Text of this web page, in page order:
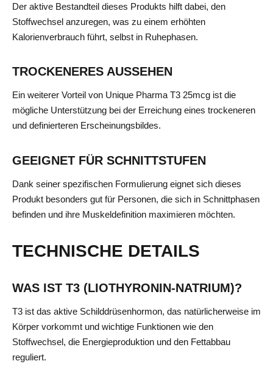
Der aktive Bestandteil dieses Produkts hilft dabei, den
Stoffwechsel anzuregen, was zu einem erhöhten
Kalorienverbrauch führt, selbst in Ruhephasen.
TROCKENERES AUSSEHEN
Ein weiterer Vorteil von Unique Pharma T3 25mcg ist die
mögliche Unterstützung bei der Erreichung eines trockeneren
und definierteren Erscheinungsbildes.
GEEIGNET FÜR SCHNITTSTUFEN
Dank seiner spezifischen Formulierung eignet sich dieses
Produkt besonders gut für Personen, die sich in Schnittphasen
befinden und ihre Muskeldefinition maximieren möchten.
TECHNISCHE DETAILS
WAS IST T3 (LIOTHYRONIN-NATRIUM)?
T3 ist das aktive Schilddrüsenhormon, das natürlicherweise im
Körper vorkommt und wichtige Funktionen wie den
Stoffwechsel, die Energieproduktion und den Fettabbau
reguliert.